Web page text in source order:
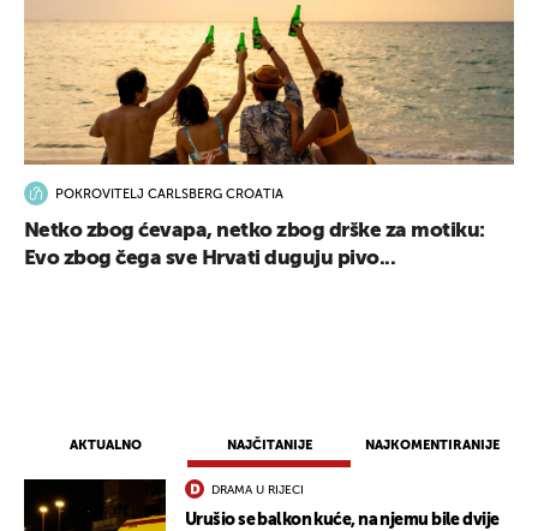
AKTUALNO NAJČITANIJE NAJKOMENTIRANIJE
DRAMA U RIJECI
Urušio se balkon kuće, na njemu bile dvije
POKROVITELJ CARLSBERG CROATIA
Netko zbog ćevapa, netko zbog drške za motiku:
Evo zbog čega sve Hrvati duguju pivo...